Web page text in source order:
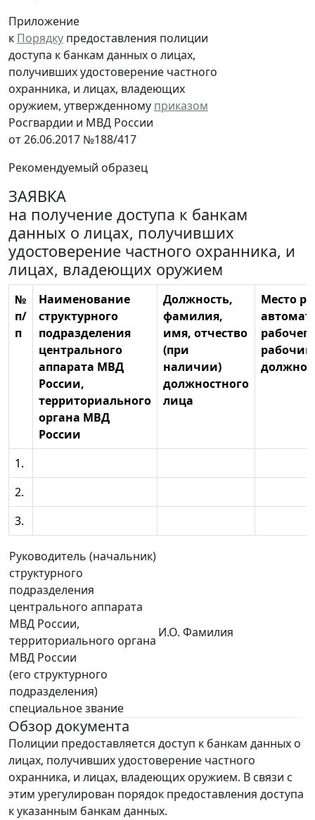
Приложение
к Порядку предоставления полиции
доступа к банкам данных о лицах,
получивших удостоверение частного
охранника, и лицах, владеющих
оружием, утвержденному приказом
Росгвардии и МВД России
от 26.06.2017 №188/417
Рекомендуемый образец
ЗАЯВКА
на получение доступа к банкам
данных о лицах, получивших
удостоверение частного охранника, и
лицах, владеющих оружием
№
п/
п
Наименование
структурного
подразделения
центрального
аппарата МВД
России,
территориального
органа МВД
России
Должность,
фамилия,
имя, отчество
(при
наличии)
должностного
лица
Место
1.
2.
3.
Руководитель (начальник)
структурного
подразделения
центрального аппарата
МВД России,
территориального органа
МВД России
(его структурного
подразделения)
специальное звание
И.О. Фамилия
Обзор документа
Полиции предоставляется доступ к банкам данных о
лицах, получивших удостоверение частного
охранника, и лицах, владеющих оружием. В связи с
этим урегулирован порядок предоставления доступа
к указанным банкам данных.